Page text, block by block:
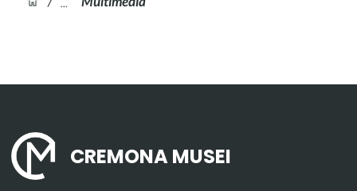
CREMONA MUSEI